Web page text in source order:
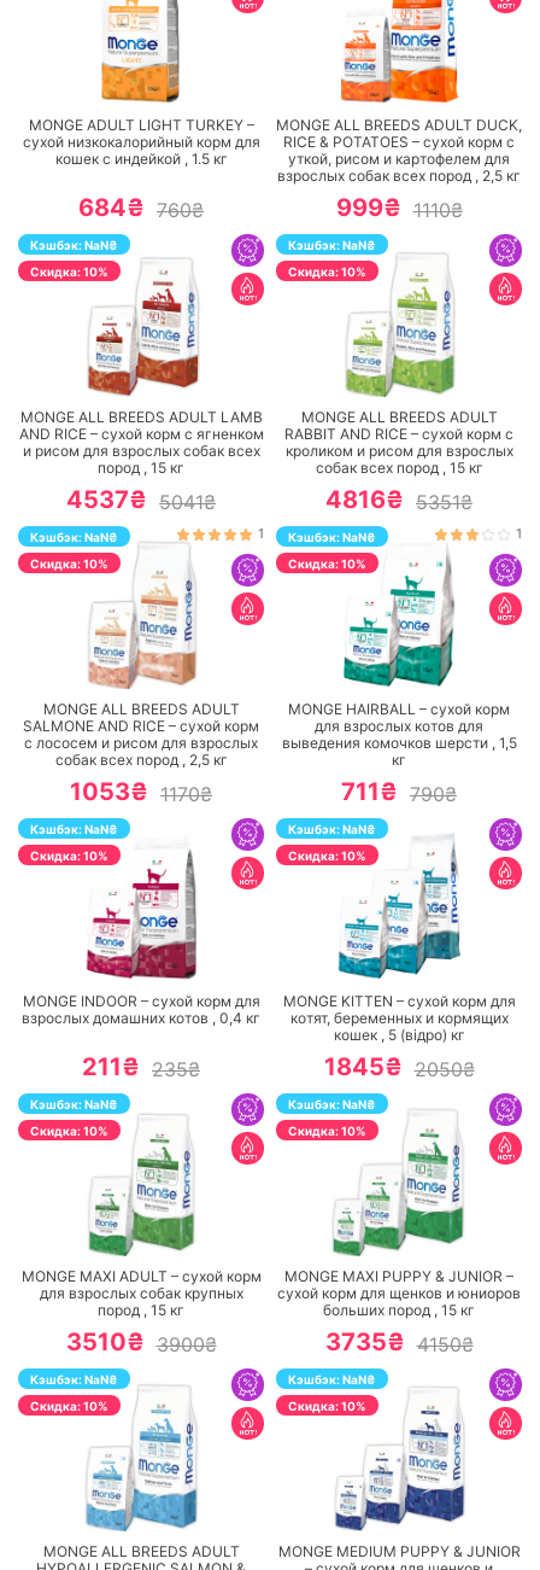
ПЕРЕЙТИ
MONGE ADULT LIGHT TURKEY –
сухой низкокалорийный корм для
кошек с индейкой , 1.5кг
684₴ 760₴
ПЕРЕЙТИ
MONGE ALL BREEDS ADULT DUCK,
RICE & POTATOES – сухой корм с
уткой, рисом и картофелем для
взрослых собак всех пород , 2,5 кг
999₴ 1110₴
Кэшбэк:NaN₴
Cкидка: 10%
ПЕРЕЙТИ
MONGE ALL BREEDS ADULT LAMB
AND RICE – сухой корм с ягненком
и рисом для взрослых собак всех
пород , 15 кг
4537₴ 5041₴
Кэшбэк:NaN₴
Cкидка: 10%
ПЕРЕЙТИ
MONGE ALL BREEDS ADULT
RABBIT AND RICE – сухой корм с
кроликом и рисом для взрослых
собак всех пород , 15кг
4816₴ 5351₴
Кэшбэк:NaN₴
Cкидка: 10%
1
ПЕРЕЙТИ
MONGE ALL BREEDS ADULT
SALMONE AND RICE – сухой корм
с лососем и рисом для взрослых
собак всех пород , 2,5кг
1053₴ 1170₴
Кэшбэк:NaN₴
Cкидка: 10%
1
ПЕРЕЙТИ
MONGE HAIRBALL – сухой корм
для взрослых котов для
выведения комочков шерсти , 1,5
кг
711₴ 790₴
Кэшбэк:NaN₴
Cкидка: 10%
ПЕРЕЙТИ
MONGE INDOOR – сухой корм для
взрослых домашних котов , 0,4 кг
211₴ 235₴
Кэшбэк:NaN₴
Cкидка: 10%
ПЕРЕЙТИ
MONGE KITTEN – сухой корм для
котят, беременных и кормящих
кошек , 5 (відро) кг
1845₴ 2050₴
Кэшбэк:NaN₴
Cкидка: 10%
ПЕРЕЙТИ
MONGE MAXI ADULT – сухой корм
для взрослых собак крупных
пород , 15 кг
3510₴ 3900₴
Кэшбэк:NaN₴
Cкидка: 10%
ПЕРЕЙТИ
MONGE MAXI PUPPY & JUNIOR –
сухой корм для щенков и юниоров
больших пород , 15 кг
3735₴ 4150₴
Кэшбэк:NaN₴
Cкидка: 10%
ПЕРЕЙТИ
MONGE ALL BREEDS ADULT
Кэшбэк:NaN₴
Cкидка: 10%
ПЕРЕЙТИ
MONGE MEDIUM PUPPY & JUNIOR